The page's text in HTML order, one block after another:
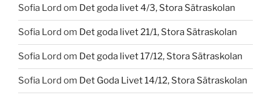
Sofia Lord om Det goda livet 4/3, Stora Sätraskolan
Sofia Lord om Det goda livet 21/1, Stora Sätraskolan
Sofia Lord om Det goda livet 17/12, Stora Sätraskolan
Sofia Lord om Det Goda Livet 14/12, Stora Sätraskolan